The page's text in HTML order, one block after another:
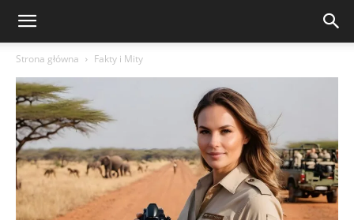
Strona główna Fakty i Mity